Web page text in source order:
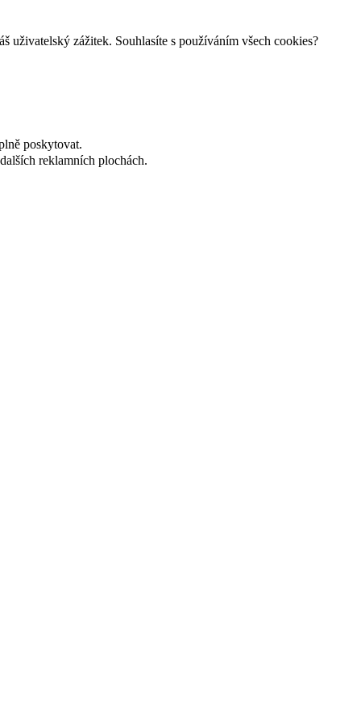
uživatelský zážitek. Souhlasíte s používáním všech cookies?
poskytovat.
reklamních plochách.